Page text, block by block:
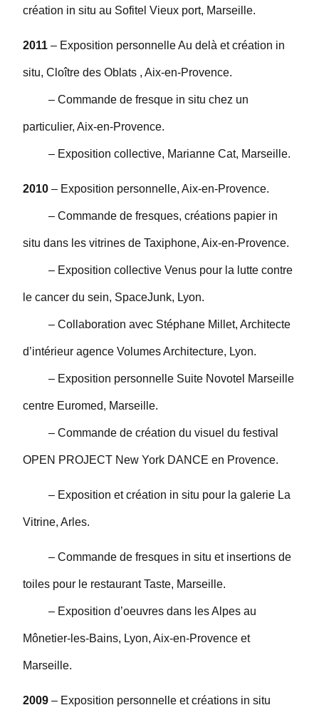
création in situ au Sofitel Vieux port, Marseille.
2011 – Exposition personnelle Au delà et création in
situ, Cloître des Oblats , Aix-en-Provence.
– Commande de fresque in situ chez un
particulier, Aix-en-Provence.
– Exposition collective, Marianne Cat, Marseille.
2010 – Exposition personnelle, Aix-en-Provence.
– Commande de fresques, créations papier in
situ dans les vitrines de Taxiphone, Aix-en-Provence.
– Exposition collective Venus pour la lutte contre
le cancer du sein, SpaceJunk, Lyon.
– Collaboration avec Stéphane Millet, Architecte
d’intérieur agence Volumes Architecture, Lyon.
– Exposition personnelle Suite Novotel Marseille
centre Euromed, Marseille.
– Commande de création du visuel du festival
OPEN PROJECT New York DANCE en Provence.
– Exposition et création in situ pour la galerie La
Vitrine, Arles.
– Commande de fresques in situ et insertions de
toiles pour le restaurant Taste, Marseille.
– Exposition d’oeuvres dans les Alpes au
Mônetier-les-Bains, Lyon, Aix-en-Provence et
Marseille.
2009 – Exposition personnelle et créations in situ